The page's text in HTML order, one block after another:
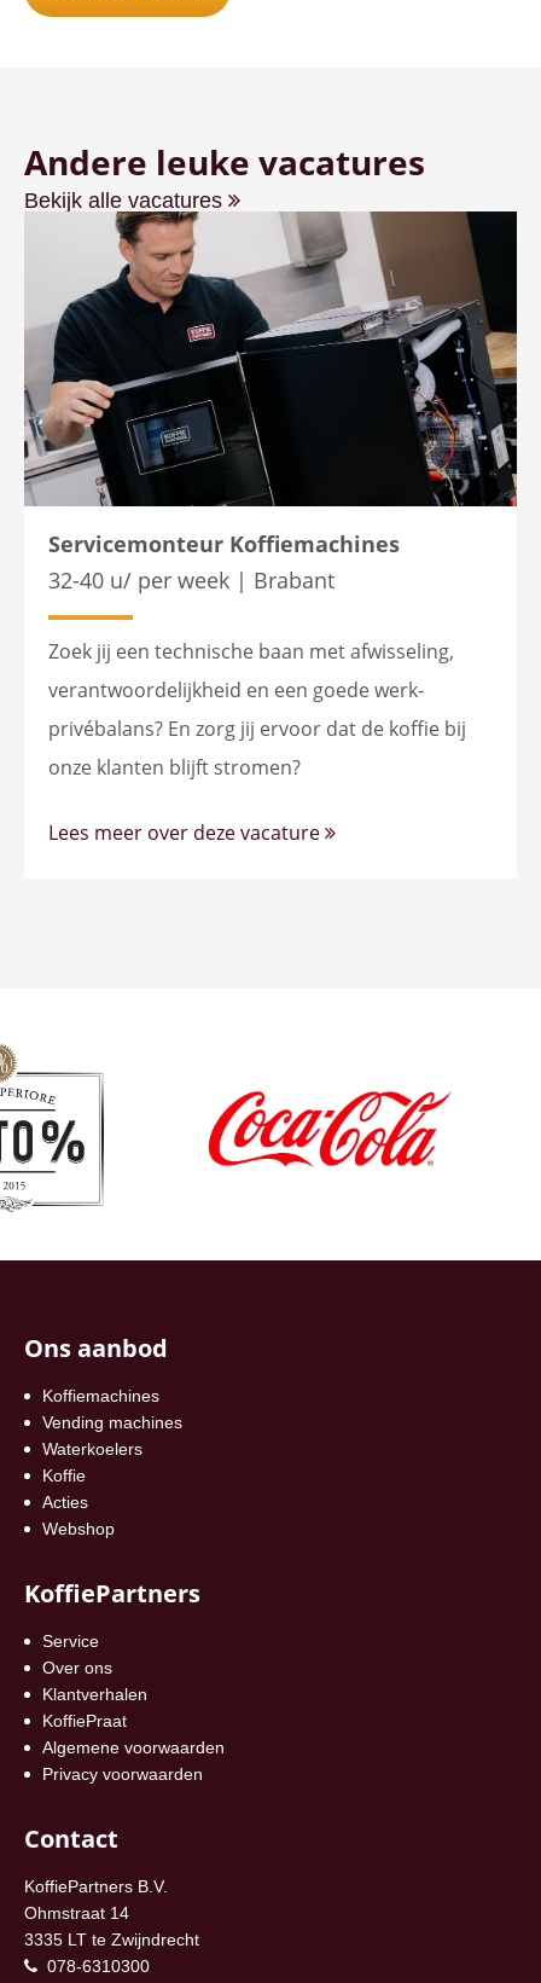
Andere leuke vacatures
Bekijk alle vacatures
Servicemonteur Koffiemachines
32-40 u/ per week | Brabant
Zoek jij een technische baan met afwisseling,
verantwoordelijkheid en een goede werk-
privébalans? En zorg jij ervoor dat de koffie bij
onze klanten blijft stromen?
Lees meer over deze vacature
Ons aanbod
Koffiemachines
Vending machines
Waterkoelers
Koffie
Acties
Webshop
KoffiePartners
Service
Over ons
Klantverhalen
KoffiePraat
Algemene voorwaarden
Privacy voorwaarden
Contact
KoffiePartners B.V.
Ohmstraat 14
3335 LT te Zwijndrecht
078-6310300